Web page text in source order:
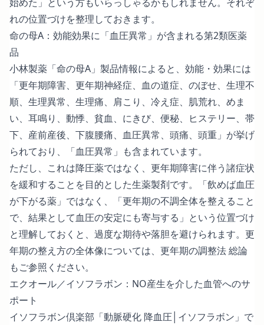
れの位置づけを整理しておきます。
命の母A：効能効果に「血圧異常」が含まれる第2類医薬
品
小林製薬「命の母A」製品情報によると、効能・効果には
「更年期障害、更年期神経症、血の道症、のぼせ、生理不
順、生理異常、生理痛、肩こり、冷え症、肌荒れ、めま
い、耳鳴り、動悸、貧血、にきび、便秘、ヒステリー、帯
下、産前産後、下腹腰痛、血圧異常、頭痛、頭重」が挙げ
られており、「血圧異常」も含まれています。
ただし、これは降圧薬ではなく、更年期障害に伴う諸症状
を緩和することを目的とした生薬製剤です。「飲めば血圧
が下がる薬」ではなく、「更年期の不調全体を整えること
で、結果として血圧の安定にも寄与する」という位置づけ
と理解しておくと、過度な期待や落胆を避けられます。更
年期の整え方の全体像については、 更年期の調整法 総論
もご参照ください。
エクオール／イソフラボン：NO産生を介した血管へのサ
ポート
イソフラボン倶楽部「動脈硬化 降血圧│イソフラボン」 で